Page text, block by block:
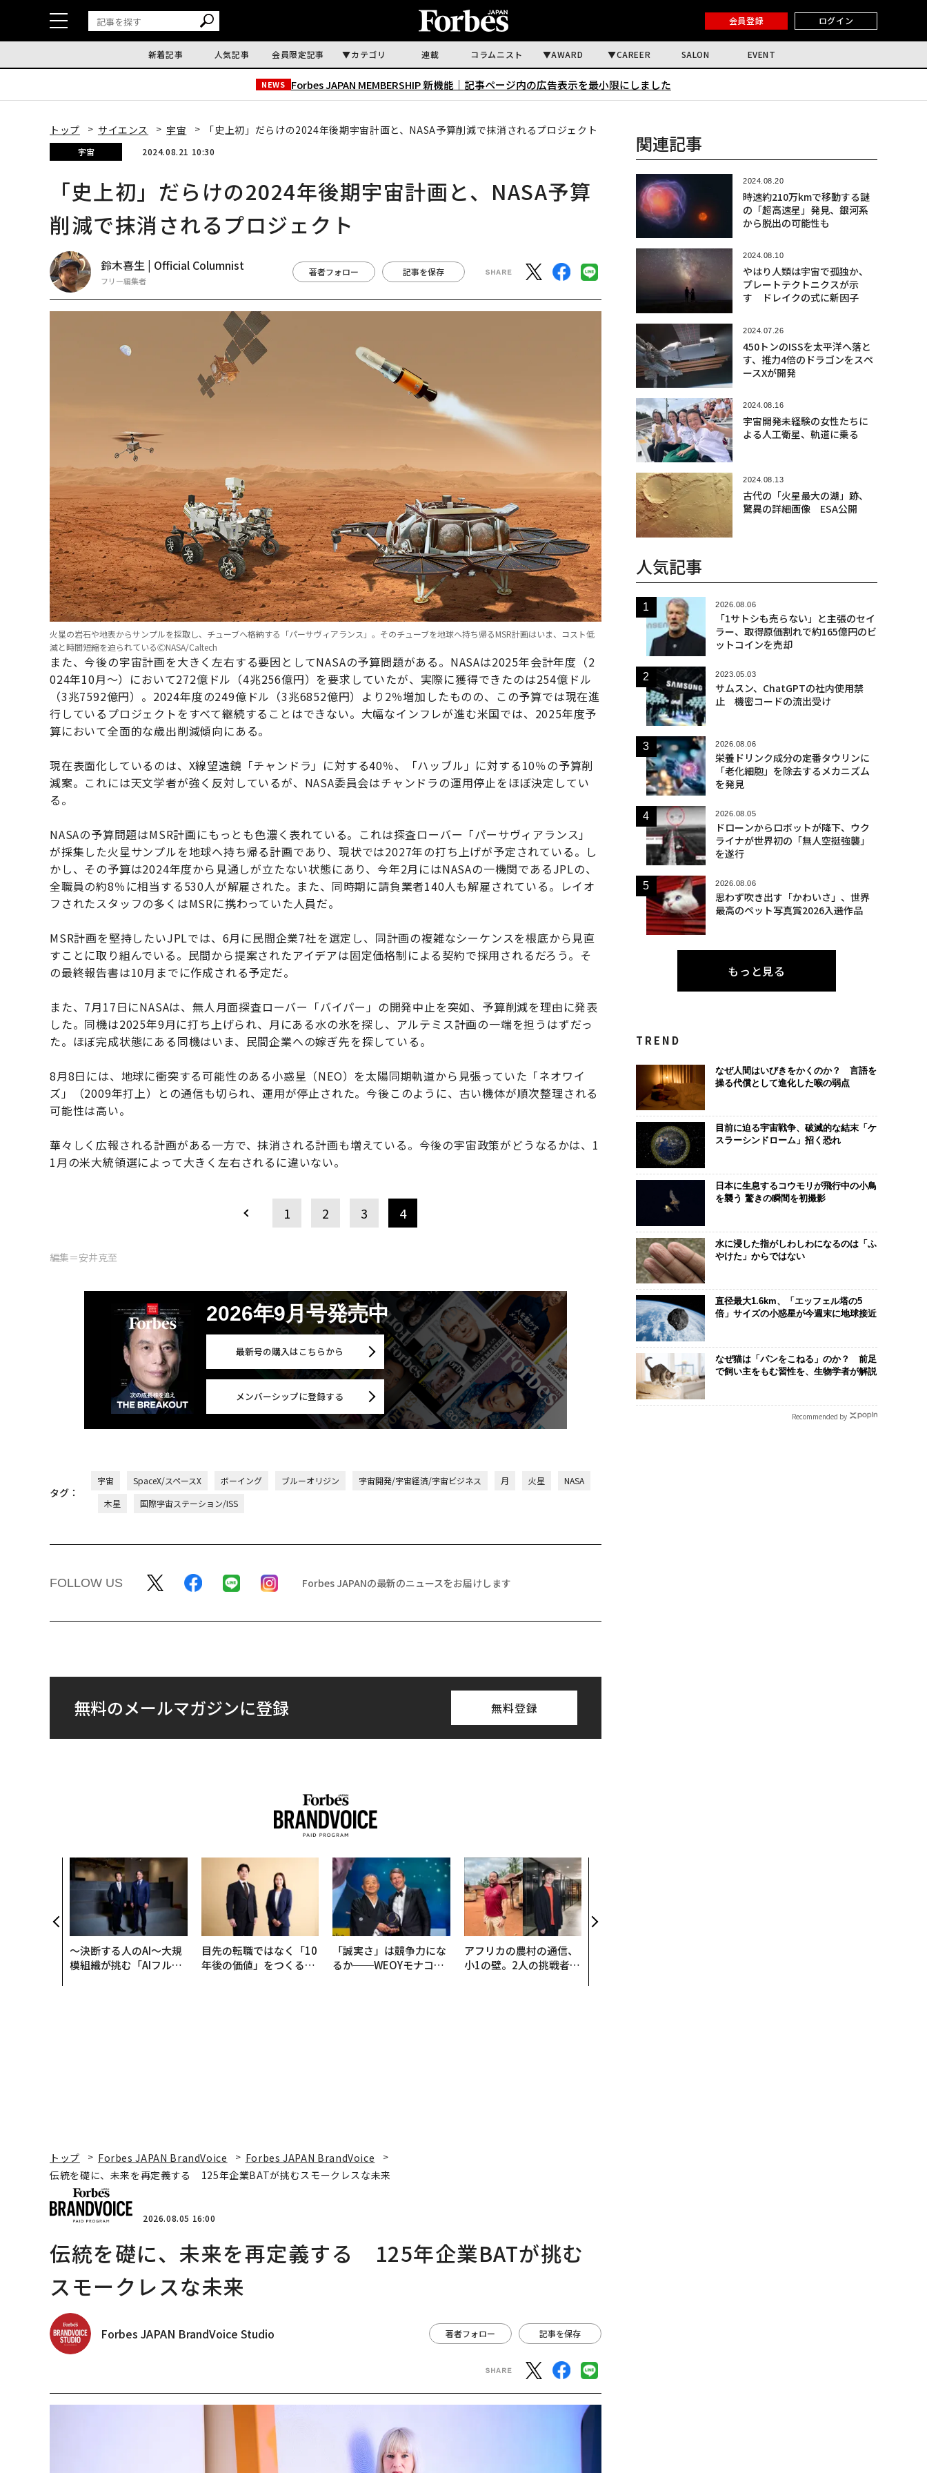
会員登録 ログイン
新着記事 人気記事 会員限定記事 カテゴリ 連載 コラムニスト AWARD CAREER SALON EVENT
NEWS Forbes JAPAN MEMBERSHIP 新機能｜ 記事ページ内の広告表示を最小限にしました
トップ サイエンス 宇宙 「史上初」だらけの2024年後期宇宙計画と、NASA予算削減で抹消されるプロジェクト
宇宙 2024.08.21 10:30
「史上初」だらけの2024年後期宇宙計画と、NASA予算
削減で抹消されるプロジェクト
鈴木喜生 | Official Columnist
フリー編集者
著者フォロー 記事を保存
火星の岩石や地表からサンプルを採取し、チューブへ格納する「パーサヴィアランス」。そのチューブを地球へ持ち帰るMSR計画はいま、コスト低
減と時間短縮を迫られているⒸNASA/Caltech
また、今後の宇宙計画を大きく左右する要因としてNASAの予算問題がある。NASAは2025年会計年度（2
024年10月～）において272億ドル（4兆256億円）を要求していたが、実際に獲得できたのは254億ドル
（3兆7592億円）。2024年度の249億ドル（3兆6852億円）より2％増加したものの、この予算では現在進
行しているプロジェクトをすべて継続することはできない。大幅なインフレが進む米国では、2025年度予
算において全面的な歳出削減傾向にある。
現在表面化しているのは、X線望遠鏡「チャンドラ」に対する40％、「ハッブル」に対する10％の予算削
減案。これには天文学者が強く反対しているが、NASA委員会はチャンドラの運用停止をほぼ決定してい
る。
NASAの予算問題はMSR計画にもっとも色濃く表れている。これは探査ローバー「パーサヴィアランス」
が採集した火星サンプルを地球へ持ち帰る計画であり、現状では2027年の打ち上げが予定されている。し
かし、その予算は2024年度から見通しが立たない状態にあり、今年2月にはNASAの一機関であるJPLの、
全職員の約8％に相当する530人が解雇された。また、同時期に請負業者140人も解雇されている。レイオ
フされたスタッフの多くはMSRに携わっていた人員だ。
MSR計画を堅持したいJPLでは、6月に民間企業7社を選定し、同計画の複雑なシーケンスを根底から見直
すことに取り組んでいる。民間から提案されたアイデアは固定価格制による契約で採用されるだろう。そ
の最終報告書は10月までに作成される予定だ。
また、7月17日にNASAは、無人月面探査ローバー「バイパー」の開発中止を突如、予算削減を理由に発表
した。同機は2025年9月に打ち上げられ、月にある水の氷を探し、アルテミス計画の一端を担うはずだっ
た。ほぼ完成状態にある同機はいま、民間企業への嫁ぎ先を探している。
8月8日には、地球に衝突する可能性のある小惑星（NEO）を太陽同期軌道から見張っていた「ネオワイ
ズ」（2009年打上）との通信も切られ、運用が停止された。今後このように、古い機体が順次整理される
可能性は高い。
華々しく広報される計画がある一方で、抹消される計画も増えている。今後の宇宙政策がどうなるかは、1
1月の米大統領選によって大きく左右されるに違いない。
1 2 3 4
編集＝安井克至
2026年9月号発売中
最新号の購入はこちらから
メンバーシップに登録する
タグ：
宇宙 SpaceX/スペースX ボーイング ブルーオリジン 宇宙開発/宇宙経済/宇宙ビジネス 月 火星
NASA
木星
国際宇宙ステーション/ISS
FOLLOW US Forbes JAPANの最新のニュースをお届けします
無料のメールマガジンに登録 無料登録
〜決断する人のAI〜大規
模組織が挑む「AIフル実
目先の転職ではなく「10
年後の価値」をつくる─
「誠実さ」は競争力にな
るか──WEOYモナコで
アフリカの農村の通信、
小1の壁。2人の挑戦者が
代ファームの全貌
関連記事
2024.08.20
時速約210万kmで移動する謎
の「超高速星」発見、銀河系
から脱出の可能性も
2024.08.10
やはり人類は宇宙で孤独か、
プレートテクトニクスが示
す ドレイクの式に新因子
2024.07.26
450トンのISSを太平洋へ落と
す、推力4倍のドラゴンをスペ
ースXが開発
2024.08.16
宇宙開発未経験の女性たちに
よる人工衛星、軌道に乗る
2024.08.13
古代の「火星最大の湖」跡、
驚異の詳細画像 ESA公開
人気記事
2026.08.06
「1サトシも売らない」と主張のセイ
ラー、取得原価割れで約165億円のビ
ットコインを売却
2023.05.03
サムスン、ChatGPTの社内使用禁
止 機密コードの流出受け
2026.08.06
栄養ドリンク成分の定番タウリンに
「老化細胞」を除去するメカニズム
を発見
2026.08.05
ドローンからロボットが降下、ウク
ライナが世界初の「無人空挺強襲」
を遂行
2026.08.06
思わず吹き出す「かわいさ」、世界
最高のペット写真賞2026入選作品
もっと見る
TREND
なぜ人間はいびきをかくのか？ 言語を
操る代償として進化した喉の弱点
目前に迫る宇宙戦争、破滅的な結末「ケ
スラーシンドローム」招く恐れ
日本に生息するコウモリが飛行中の小鳥
を襲う 驚きの瞬間を初撮影
水に浸した指がしわしわになるのは「ふ
やけた」からではない
直径最大1.6km、「エッフェル塔の5
倍」サイズの小惑星が今週末に地球接近
なぜ猫は「パンをこねる」のか？ 前足
で飼い主をもむ習性を、生物学者が解説
Recommended by
トップ Forbes JAPAN BrandVoice
Forbes JAPAN BrandVoice
伝統を礎に、未来を再定義する 125年企業BATが挑むスモークレスな未来
2026.08.05 16:00
伝統を礎に、未来を再定義する 125年企業BATが挑む
スモークレスな未来
Forbes JAPAN BrandVoice Studio 著者フォロー 記事を保存